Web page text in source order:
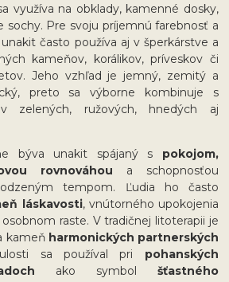
využíva na obklady, kamenné dosky,
sochy. Pre svoju príjemnú farebnosť a
často používa aj v šperkárstve a
kameňov, korálikov, príveskov či
Jeho vzhľad je jemný, zemitý a
preto sa výborne kombinuje s
zelených, ružových, hnedých aj
býva unakit spájaný s pokojom,
rovnováhou a schopnosťou
tempom. Ľudia ho často
láskavosti, vnútorného upokojenia
raste. V tradičnej litoterapii je
kameň harmonických partnerských
sa používal pri pohanských
ako symbol šťastného